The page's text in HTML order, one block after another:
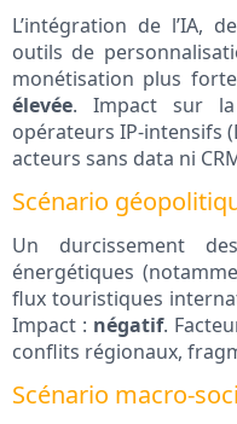
L’intégration de l’IA,
outils de
monétisation plus
élevée. Impact sur
opérateurs IP-intensifs
acteurs sans data ni
Scénario
Un durcissement
énergétiques
flux touristiques
Impact : négatif.
conflits régionaux,
Scénario macro-